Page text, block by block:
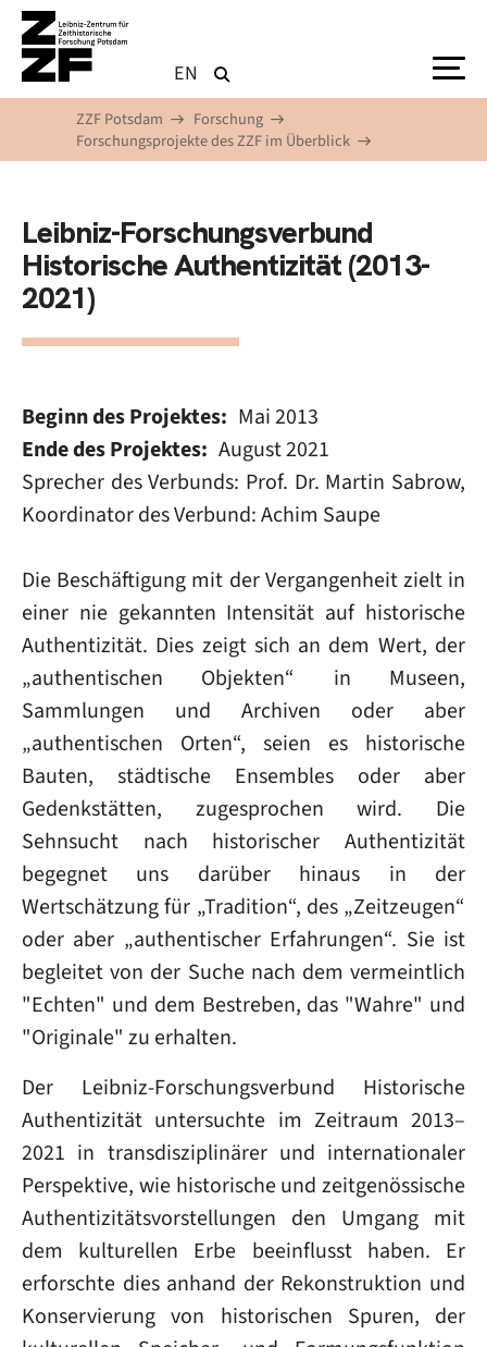
Direkt zum Inhalt
EN
ZZF Potsdam
Forschung
Forschungsprojekte des ZZF im Überblick
Leibniz-Forschungsverbund
Historische Authentizität (2013-
2021)
Beginn des Projektes
Mai 2013
Ende des Projektes August 2021
Sprecher des Verbunds: Prof. Dr. Martin Sabrow,
Koordinator des Verbund: Achim Saupe
Die Beschäftigung mit der Vergangenheit zielt in
einer nie gekannten Intensität auf historische
Authentizität. Dies zeigt sich an dem Wert, der
„authentischen Objekten“ in Museen,
Sammlungen und Archiven oder aber
„authentischen Orten“, seien es historische
Bauten, städtische Ensembles oder aber
Gedenkstätten, zugesprochen wird. Die
Sehnsucht nach historischer Authentizität
begegnet uns darüber hinaus in der
Wertschätzung für „Tradition“, des „Zeitzeugen“
oder aber „authentischer Erfahrungen“. Sie ist
begleitet von der Suche nach dem vermeintlich
"Echten" und dem Bestreben, das "Wahre" und
"Originale" zu erhalten.
Der Leibniz-Forschungsverbund Historische
Authentizität untersuchte im Zeitraum 2013–
2021 in transdisziplinärer und internationaler
Perspektive, wie historische und zeitgenössische
Authentizitätsvorstellungen den Umgang mit
dem kulturellen Erbe beeinflusst haben. Er
erforschte dies anhand der Rekonstruktion und
Konservierung von historischen Spuren, der